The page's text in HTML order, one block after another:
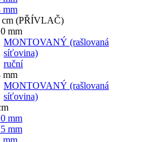
mm
cm (PŘÍVLAČ)
mm
MONTOVANÝ (rašlovaná
síťovina)
ruční
mm
MONTOVANÝ (rašlovaná
síťovina)
mm
mm
mm